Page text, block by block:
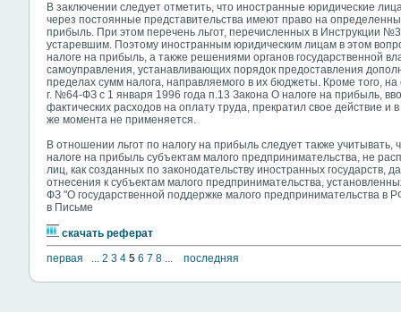
В заключении следует отметить, что иностранные юридические
через постоянные представительства имеют право на
прибыль. При этом перечень льгот, перечисленных в Инструкции
устаревшим. Поэтому иностранным юридическим лицам в этом
налоге на прибыль, а также решениями органов государственной
самоуправления, устанавливающих порядок предоставления
пределах сумм налога, направляемого в их бюджеты. Кроме того,
г. №64-ФЗ с 1 января 1996 года п.13 Закона О налоге на прибыль,
фактических расходов на оплату труда, прекратил свое действие и
же момента не применяется.
В отношении льгот по налогу на прибыль следует также
налоге на прибыль субъектам малого предпринимательства, не
лиц, как созданных по законодательству иностранных
отнесения к субъектам малого предпринимательства,
ФЗ "О государственной поддержке малого предпринимательства в
в Письме
скачать реферат
первая
... 2 3 4 5 6 7 8 ... последняя